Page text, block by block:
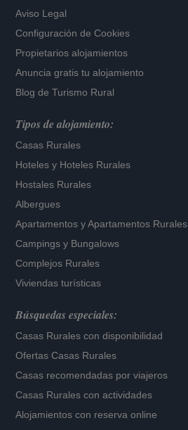
Aviso Legal
Configuración de Cookies
Propietarios alojamientos
Anuncia gratis tu alojamiento
Blog de Turismo Rural
Tipos de alojamiento:
Casas Rurales
Hoteles y Hoteles Rurales
Hostales Rurales
Albergues
Apartamentos yApartamentos Rurales
Campings y Bungalows
Complejos Rurales
Viviendas turísticas
Búsquedas especiales:
Casas Rurales con disponibilidad
Ofertas Casas Rurales
Casas recomendadas por viajeros
Casas Rurales con actividades
Alojamientos con reserva online